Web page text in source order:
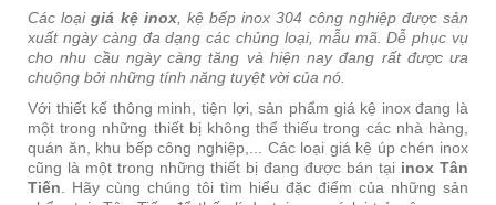
Các loạigiá kệ inox, kệ bếp inox 304 công nghiệp được sản
xuất ngày càng đa dạng các chủng loại, mẫu mã. Dễ phục vụ
cho nhu cầu ngày càng tăng và hiện nay đang rất được ưa
chuộng bởi những tính năng tuyệt vời của nó.
Với thiết kế thông minh, tiện lợi, sản phẩm giá kệ inox đang là
một trong những thiết bị không thể thiếu trong các nhà hàng,
quán ăn, khu bếp công nghiệp,... Các loại giá kệ úp chén inox
cũng là một trong những thiết bị đang được bán tại inox Tân
Tiến. Hãy cùng chúng tôi tìm hiểu đặc điểm của những sản